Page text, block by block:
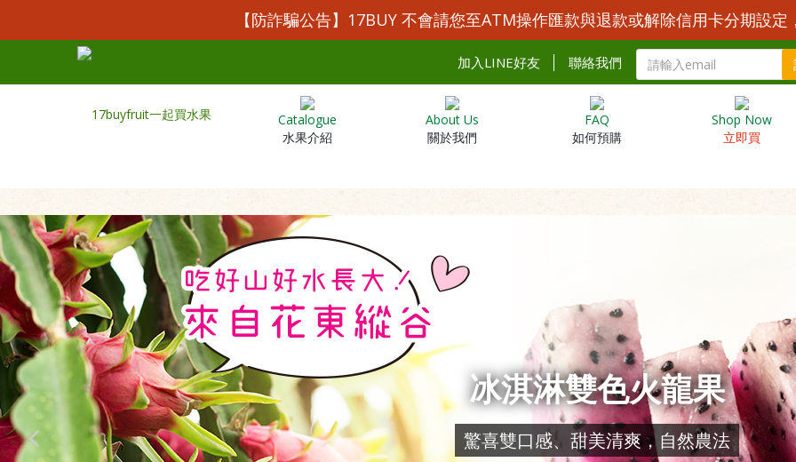
【防詐騙公告】17BUY 不會請您至ATM操作匯款與退款或解除信用卡分期設
加入LINE好友 聯絡我們
Catalogue
水果介紹
About Us
關於我們
FAQ
如何預購
Shop Now
立即買